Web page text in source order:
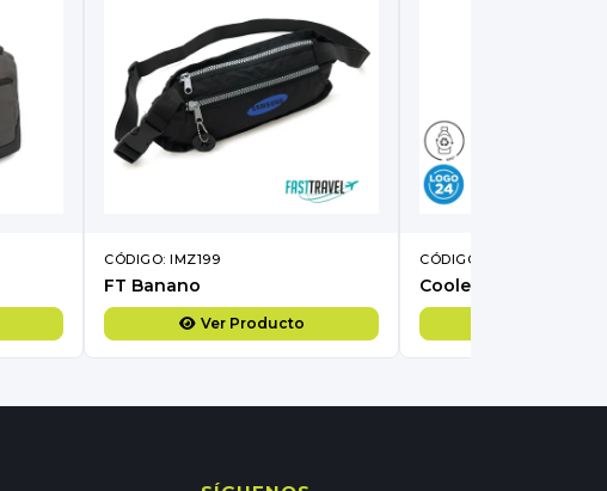
CÓDIGO: IMZ199
FT Banano
Ver Producto
CÓDIGO: IMZ195
Cooler Tone